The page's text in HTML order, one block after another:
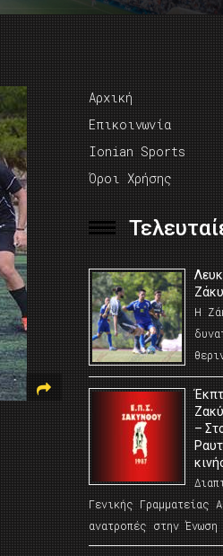
Αρχική
Επικοινωνία
Ionian Sports
Όροι Χρήσης
Η
–
Γενικής Γραμματείας
ανατροπές στην Ένωση